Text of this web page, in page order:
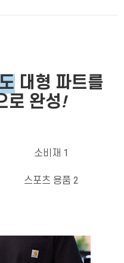
대형 파트를
로 완성!
소비재 1
스포츠 용품 2